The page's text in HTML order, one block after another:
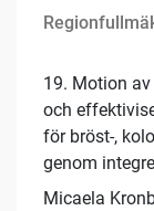
19. Motion
och
för bröst-,
genom
Micaela